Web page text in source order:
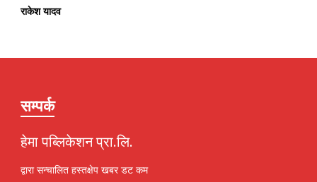
राकेश यादव
सम्पर्क
हेमा पब्लिकेशन प्रा.लि.
द्वारा सन्चालित हस्तक्षेप खबर डट कम